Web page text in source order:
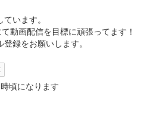
います。
動画配信を目標に頑張ってます！
録をお願いします。
頃になります